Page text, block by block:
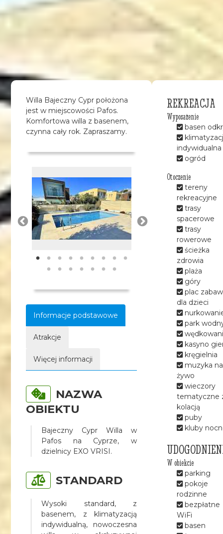
Willa Bajeczny Cypr położona
jest w miejscowości Pafos.
Komfortowa willa z basenem,
czynna cały rok. Zapraszamy.
Informacje podstawowe
Atrakcje
Więcej informacji
NAZWA
OBIEKTU
Bajeczny Cypr Willa w
Pafos na Cyprze, w
dzielnicy EXO VRISI.
STANDARD
Wysoki standard, z
basenem, z klimatyzacją
indywidualną, nowoczesna
REKREACJA
Wyposażenie
basen
indywidualna
ogród
Otoczenie
tereny
rekreacyjne
trasy
spacerowe
trasy
rowerowe
ścieżka
zdrowia
plaża
góry
plac zabaw
dla dzieci
park
kasyno
kręgielnia
muzyka na
żywo
wieczory
tematyczne
kolacją
puby
kluby
W obiekcie
parking
pokoje
rodzinne
bezpłatne
WiFi
basen